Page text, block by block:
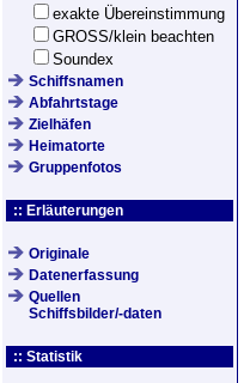
exakte Übereinstimmung
GROSS/klein beachten
Soundex
Schiffsnamen
Abfahrtstage
Zielhäfen
Heimatorte
Gruppenfotos
:: Erläuterungen
Originale
Datenerfassung
Quellen
Schiffsbilder/-daten
:: Statistik